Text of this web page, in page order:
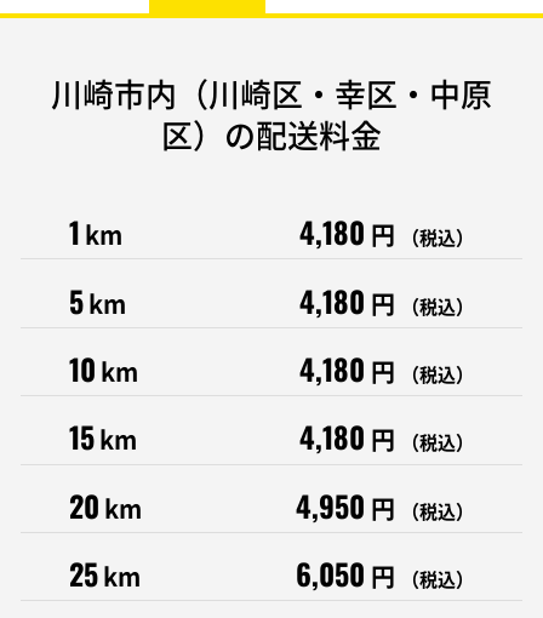
川崎市内（川崎区・幸区・中原
区）の配送料金
1 km 4,180 円 （税込）
5km 4,180 円 （税込）
10 km 4,180 円 （税込）
15km 4,180 円 （税込）
20 km 4,950 円 （税込）
25km 6,050 円 （税込）